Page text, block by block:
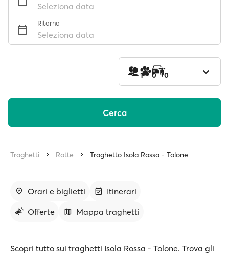
Seleziona data
Ritorno
Seleziona data
1 0 0
Cerca
Traghetti Rotte Traghetto Isola Rossa - Tolone
Orari e biglietti
Itinerari
Offerte
Mappa traghetti
Scopri tutto sui traghetti Isola Rossa - Tolone. Trova gli